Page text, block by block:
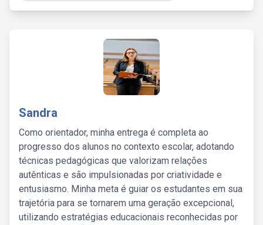
Sandra
Como orientador, minha entrega é completa ao
progresso dos alunos no contexto escolar, adotando
técnicas pedagógicas que valorizam relações
autênticas e são impulsionadas por criatividade e
entusiasmo. Minha meta é guiar os estudantes em sua
trajetória para se tornarem uma geração excepcional,
utilizando estratégias educacionais reconhecidas por